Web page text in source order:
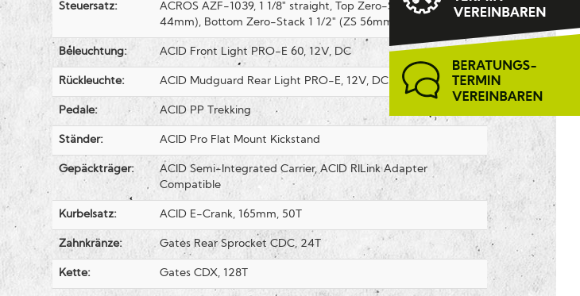
Steuersatz:
ACROS AZF-1039, 1 1/8" straight, Top Zero-Stack 1 1/8" (ZS
44mm), Bottom Zero-Stack 1 1/2" (ZS 56mm)
Beleuchtung: ACID Front Light PRO-E 60, 12V, DC
Rückleuchte: ACID Mudguard Rear Light PRO-E, 12V, DC
Pedale: ACID PP Trekking
Ständer: ACID Pro Flat Mount Kickstand
Gepäckträger:
ACID Semi-Integrated Carrier, ACID RILink Adapter
Compatible
Kurbelsatz: ACID E-Crank, 165mm, 50T
Zahnkränze: Gates Rear Sprocket CDC, 24T
Kette: Gates CDX, 128T